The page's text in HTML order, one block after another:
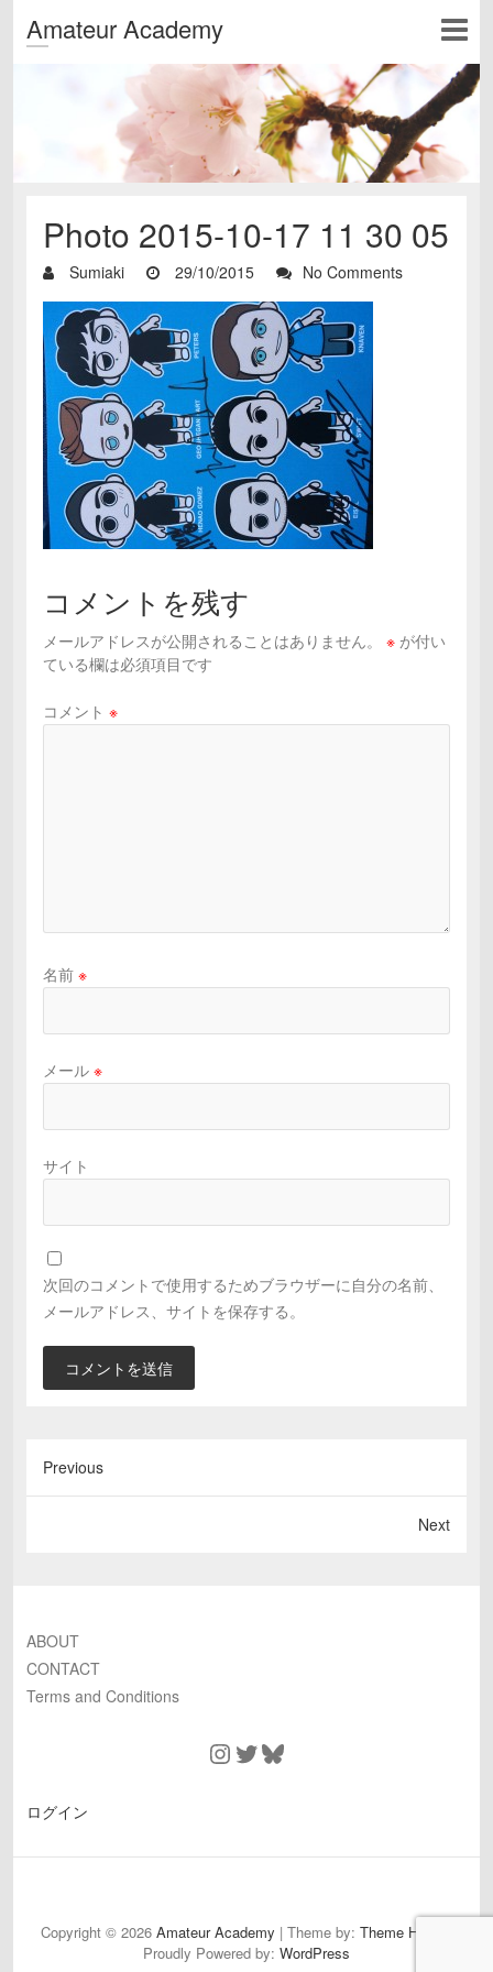
Amateur Academy
Photo 2015-10-17 11 30 05
Sumiaki 29/10/2015 No Comments
コメントを残す
メールアドレスが公開されることはありません。 ※ が付い
ている欄は必須項目です
コメント ※
名前 ※
メール ※
サイト
次回のコメントで使用するためブラウザーに自分の名前、
メールアドレス、サイトを保存する。
Previous
Next
ABOUT
CONTACT
Terms and Conditions
Instagram
TwitterBluesky
ログイン
and
Conditions
Copyright © 2026 Amateur Academy | Theme by: Theme Horse
Proudly Powered by: WordPress